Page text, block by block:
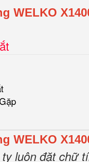
WELKO
WELKO
luôn đặt chữ